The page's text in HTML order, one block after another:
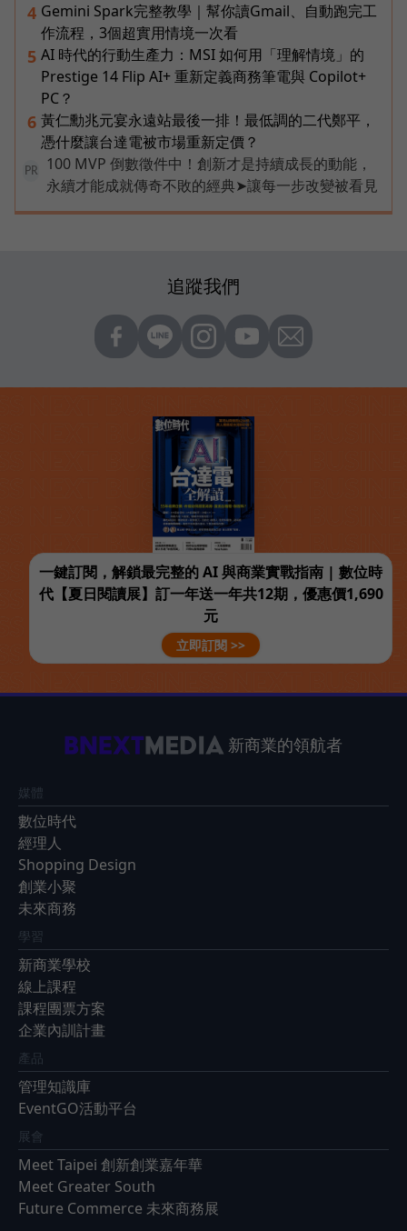
4 Gemini Spark完整教學｜幫你讀Gmail、自動跑完工
作流程，3個超實用情境一次看
5 AI 時代的行動生產力：MSI 如何用「理解情境」的
Prestige 14 Flip AI+ 重新定義商務筆電與 Copilot+
PC？
6 黃仁勳兆元宴永遠站最後一排！最低調的二代鄭平，
憑什麼讓台達電被市場重新定價？
PR
100 MVP 倒數徵件中！創新才是持續成長的動能，
永續才能成就傳奇不敗的經典➤讓每一步改變被看見
追蹤我們
一鍵訂閱，解鎖最完整的 AI 與商業實戰指南 | 數位時
代【夏日閱讀展】訂一年送一年共12期，優惠價1,690
元
立即訂閱 >>
新商業的領航者
媒體
數位時代
經理人
Shopping Design
創業小聚
未來商務
學習
新商業學校
線上課程
課程團票方案
企業內訓計畫
產品
管理知識庫
EventGO活動平台
展會
Meet Taipei 創新創業嘉年華
Meet Greater South
Future Commerce 未來商務展